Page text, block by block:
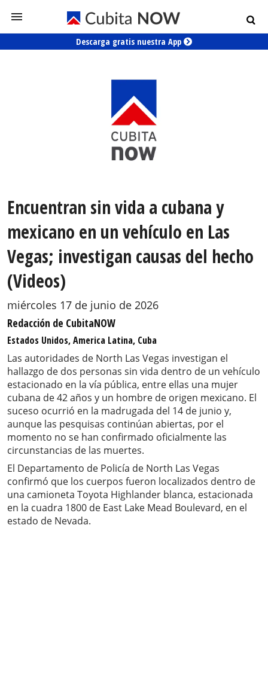
Descarga gratis nuestra App
Encuentran sin vida a cubana y
mexicano en un vehículo en Las
Vegas; investigan causas del hecho
(Videos)
miércoles 17 de junio de 2026
Redacción de CubitaNOW
Estados Unidos, America Latina, Cuba
Las autoridades de North Las Vegas investigan el
hallazgo de dos personas sin vida dentro de un vehículo
estacionado en la vía pública, entre ellas una mujer
cubana de 42 años y un hombre de origen mexicano. El
suceso ocurrió en la madrugada del 14 de junio y,
aunque las pesquisas continúan abiertas, por el
momento no se han confirmado oficialmente las
circunstancias de las muertes.
El Departamento de Policía de North Las Vegas
confirmó que los cuerpos fueron localizados dentro de
una camioneta Toyota Highlander blanca, estacionada
en la cuadra 1800 de East Lake Mead Boulevard, en el
estado de Nevada.